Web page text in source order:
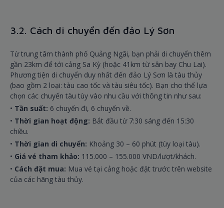
3.2. Cách di chuyển đến đảo Lý Sơn
Từ trung tâm thành phố Quảng Ngãi, bạn phải di chuyển thêm
gần 23km để tới cảng Sa Kỳ (hoặc 41km từ sân bay Chu Lai).
Phương tiện di chuyển duy nhất đến đảo Lý Sơn là tàu thủy
(bao gồm 2 loại: tàu cao tốc và tàu siêu tốc). Bạn cho thể lựa
chọn các chuyến tàu tùy vào nhu cầu với thông tin như sau:
• Tần suất: 6 chuyến đi, 6 chuyến về.
• Thời gian hoạt động: Bắt đầu từ 7:30 sáng đến 15:30
chiều.
• Thời gian di chuyển: Khoảng 30 – 60 phút (tùy loại tàu).
• Giá vé tham khảo: 115.000 – 155.000 VND/lượt/khách.
• Cách đặt mua: Mua vé tại cảng hoặc đặt trước trên website
của các hãng tàu thủy.